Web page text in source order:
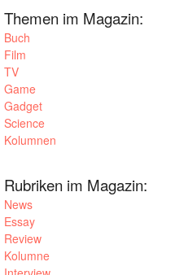
Themen im Magazin:
Buch
Film
TV
Game
Gadget
Science
Kolumnen
Rubriken im Magazin:
News
Essay
Review
Kolumne